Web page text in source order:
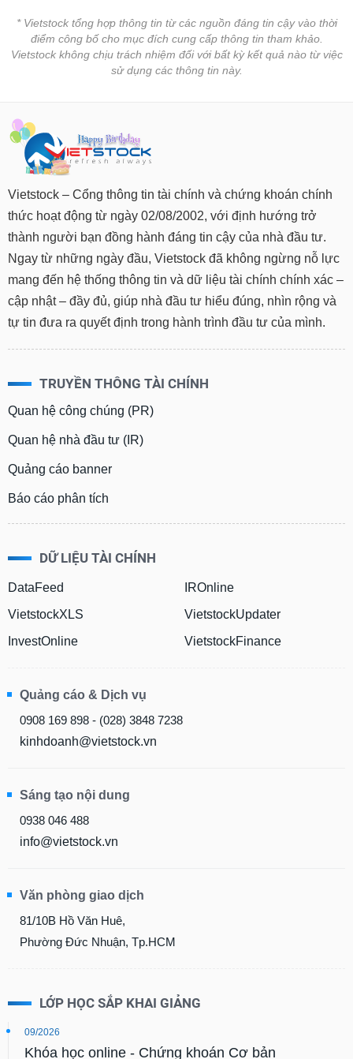
* Vietstock tổng hợp thông tin từ các nguồn đáng tin cậy vào thời
điểm công bố cho mục đích cung cấp thông tin tham khảo.
Vietstock không chịu trách nhiệm đối với bất kỳ kết quả nào từ việc
sử dụng các thông tin này.
Vietstock – Cổng thông tin tài chính và chứng khoán chính
thức hoạt động từ ngày 02/08/2002, với định hướng trở
thành người bạn đồng hành đáng tin cậy của nhà đầu tư.
Ngay từ những ngày đầu, Vietstock đã không ngừng nỗ lực
mang đến hệ thống thông tin và dữ liệu tài chính chính xác –
cập nhật – đầy đủ, giúp nhà đầu tư hiểu đúng, nhìn rộng và
tự tin đưa ra quyết định trong hành trình đầu tư của mình.
TRUYỀN THÔNG TÀI CHÍNH
Quan hệ công chúng (PR)
Quan hệ nhà đầu tư (IR)
Quảng cáo banner
Báo cáo phân tích
DỮ LIỆU TÀI CHÍNH
DataFeed
VietstockXLS
InvestOnline
IROnline
VietstockUpdater
VietstockFinance
Quảng cáo & Dịch vụ
0908 169 898 - (028) 3848 7238
kinhdoanh@vietstock.vn
Sáng tạo nội dung
0938 046 488
info@vietstock.vn
Văn phòng giao dịch
81/10B Hồ Văn Huê,
Phường Đức Nhuận, Tp.HCM
LỚP HỌC SẮP KHAI GIẢNG
09/2026
Khóa học online - Chứng khoán Cơ bản
chính